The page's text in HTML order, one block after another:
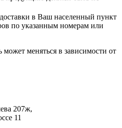
в Ваш населенный пункт
по указанным номерам или
меняться в зависимости от
207ж,
11